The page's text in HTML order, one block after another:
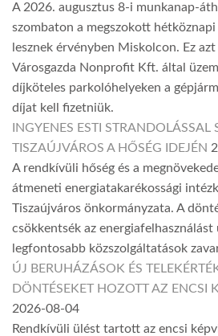
A 2026. augusztus 8-i munkanap-
szombaton a megszokott
lesznek érvényben Miskolcon. Ez
Városgazda Nonprofit Kft. által
díjköteles parkolóhelyeken a
díjat kell fizetniük.
INGYENES ESTI
TISZAÚJVÁROS A HŐSÉG IDEJÉN
A rendkívüli hőség és a
átmeneti energiatakarékossági
Tiszaújváros önkormányzata. A
csökkentsék az energiafelhasználást
legfontosabb közszolgáltatások
ÚJ BERUHÁZÁSOK ÉS
DÖNTÉSEKET HOZOTT AZ ENCSI
2026-08-04
Rendkívüli ülést tartott az encsi